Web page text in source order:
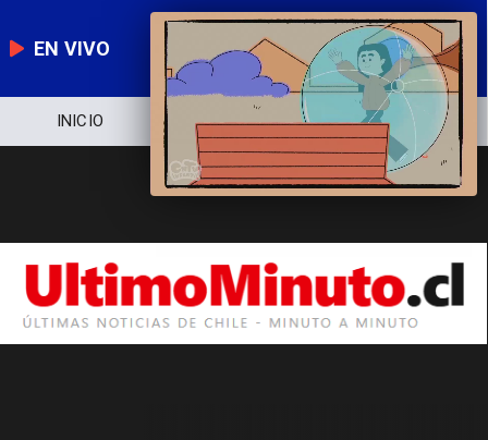
EN VIVO
INICIO NOTICIERO POLÍTICA